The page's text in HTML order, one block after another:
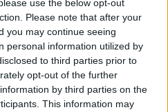
use the below opt-out
Please note that after your
you may continue seeing
personal information utilized by
to third parties prior to
opt-out of the further
by third parties on the
This information may